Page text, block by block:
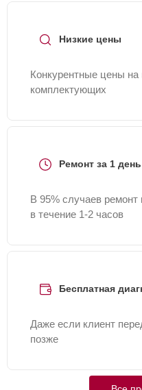
Низкие цены
Конкурентные цены
комплектующих
Ремонт за 1 день
В 95% случаев ремонт
в течение 1-2 часов
Бесплатная
Даже если клиент
позже